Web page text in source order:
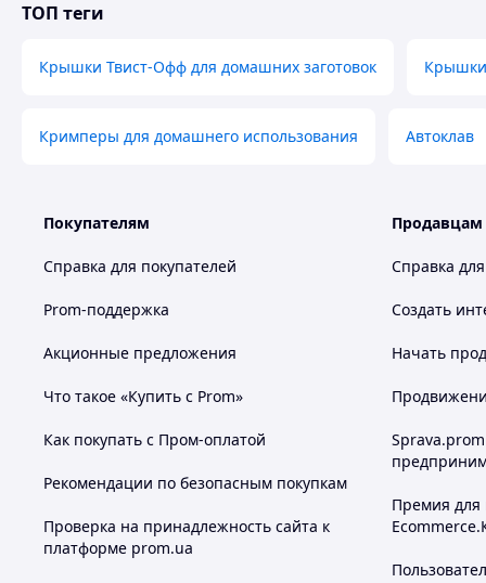
ТОП теги
Крышки Твист-Офф для домашних заготовок Крышки
Кримперы для домашнего использования Автоклав
Покупателям
Справка для покупателей
Prom-поддержка
Акционные предложения
Что такое «Купить с Prom»
Как покупать с Пром-оплатой
Рекомендации по безопасным покупкам
Проверка на принадлежность сайта к
платформе prom.ua
Продавцам
Справка
Создать
Начать
Премия для